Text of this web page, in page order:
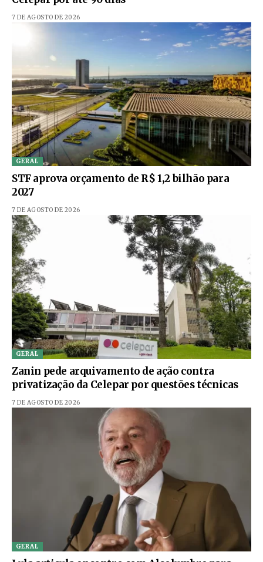
7 DE AGOSTO DE 2026
GERAL
STF aprova orçamento de R$ 1,2 bilhão para
2027
7 DE AGOSTO DE 2026
GERAL
Zanin pede arquivamento de ação contra
privatização da Celepar por questões técnicas
7 DE AGOSTO DE 2026
GERAL